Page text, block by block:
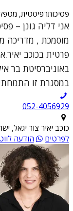
פסיכותרפיסטית,
אני דליה גונן –
מוסמכת , מדריכה
פרטית בכוכב
במסגרת זו התמחתי
052-4056929
כוכב יאיר צור יגאל,
לפרטים
הודעה